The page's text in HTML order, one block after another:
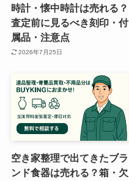
時計・懐中時計は売れる？
査定前に見るべき刻印・付
属品・注意点
2026年7月25日
空き家整理で出てきたブラ
ンド食器は売れる？箱・欠